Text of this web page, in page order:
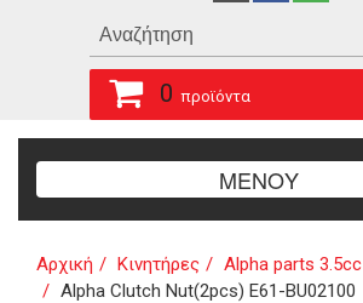
0 προϊόντα
ΜΕΝΟΥ
Αρχική Κινητήρες
Alpha parts 3.5cc
Alpha Clutch Nut(2pcs) E61-BU02100